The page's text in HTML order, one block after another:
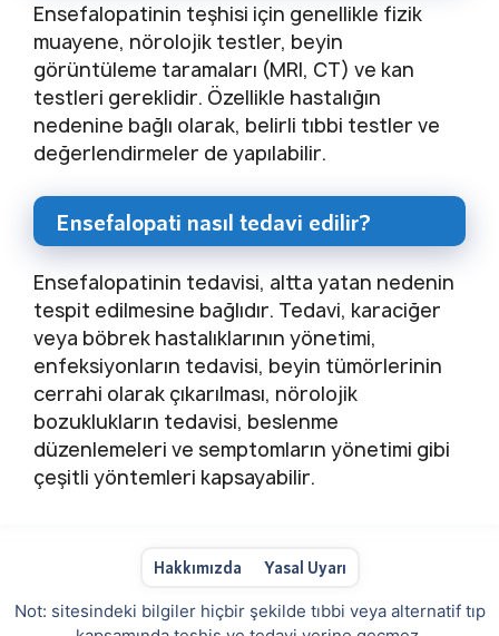
Ensefalopatinin teşhisi için genellikle fizik
muayene, nörolojik testler, beyin
görüntüleme taramaları (MRI, CT) ve kan
testleri gereklidir. Özellikle hastalığın
nedenine bağlı olarak, belirli tıbbi testler ve
değerlendirmeler de yapılabilir.
Ensefalopati nasıl tedavi edilir?
Ensefalopatinin tedavisi, altta yatan nedenin
tespit edilmesine bağlıdır. Tedavi, karaciğer
veya böbrek hastalıklarının yönetimi,
enfeksiyonların tedavisi, beyin tümörlerinin
cerrahi olarak çıkarılması, nörolojik
bozuklukların tedavisi, beslenme
düzenlemeleri ve semptomların yönetimi gibi
çeşitli yöntemleri kapsayabilir.
Hakkımızda Yasal Uyarı
Not: sitesindeki bilgiler hiçbir şekilde tıbbi veya alternatif tıp